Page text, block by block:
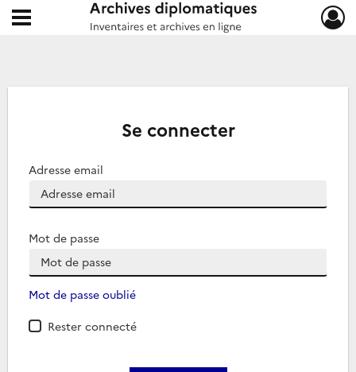
Archives diplomatiques
Ouvrir le menu déroulant
Se connecter
Adresse email
Mot de passe
Mot de passe oublié
Rester connecté